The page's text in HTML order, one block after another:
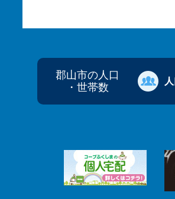
郡山市の人口
・世帯数